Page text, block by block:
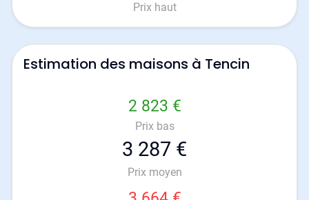
Prix haut
Estimation des maisons à Tencin
2 823 €
Prix bas
3 287 €
Prix moyen